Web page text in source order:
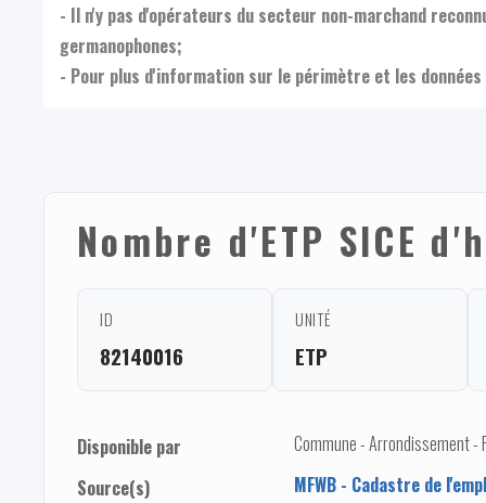
- Il n'y pas d'opérateurs du secteur non-marchand
germanophones;
- Pour plus d'information sur le périmètre et les
Nombre d'ETP SICE
ID
82140016
UNITÉ
ETP
Disponible par
Commune - Arrondissement -
Source(s)
MFWB - Cadastre de